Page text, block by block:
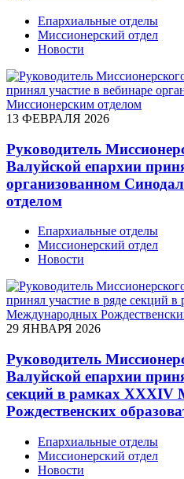
Епархиальные отделы
Миссионерский отдел
Новости
13 ФЕВРАЛЯ 2026
Руководитель
Валуйской епархии
организованном
отделом
Епархиальные отделы
Миссионерский отдел
Новости
29 ЯНВАРЯ 2026
Руководитель
Валуйской епархии
секций в рамках XXXIV
Рождественских
Епархиальные отделы
Миссионерский отдел
Новости